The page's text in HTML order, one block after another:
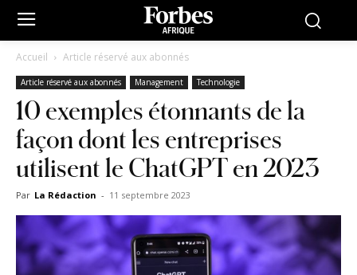
Accueil Article réservé aux abonnés
Article réservé aux abonnés Management Technologie
10 exemples étonnants de la
façon dont les entreprises
utilisent le ChatGPT en 2023
Par La Rédaction - 11 septembre 2023